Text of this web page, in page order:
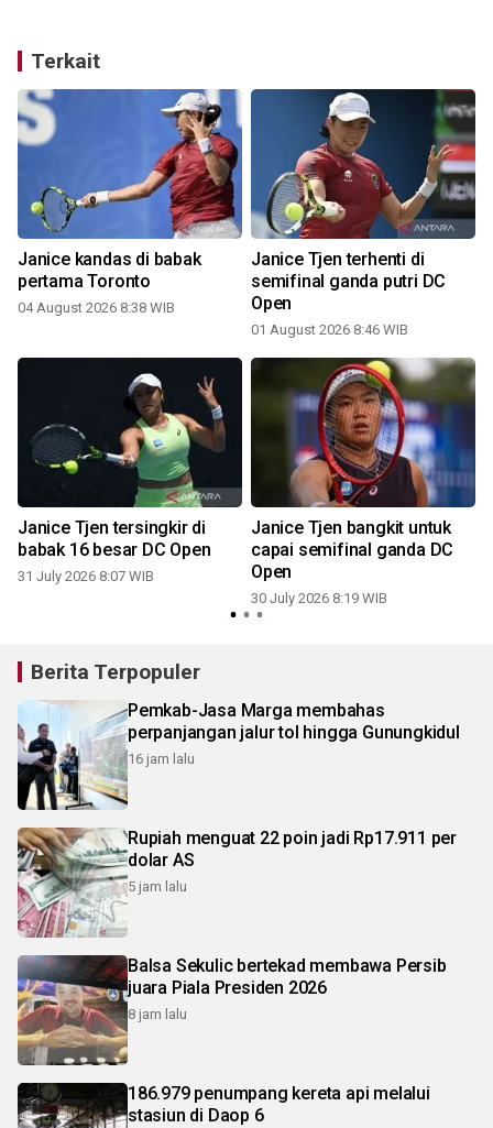
Terkait
Janice kandas di babak
pertama Toronto
04 August 2026 8:38 WIB
Janice Tjen terhenti di
semifinal ganda putri DC
Open
01 August 2026 8:46 WIB
Janice Tjen tersingkir di
babak 16 besar DC Open
31 July 2026 8:07 WIB
Janice Tjen bangkit untuk
capai semifinal ganda DC
Open
30 July 2026 8:19 WIB
Berita Terpopuler
Pemkab-Jasa Marga membahas
perpanjangan jalur tol hingga Gunungkidul
16 jam lalu
Rupiah menguat 22 poin jadi Rp17.911 per
dolar AS
5 jam lalu
Balsa Sekulic bertekad membawa Persib
juara Piala Presiden 2026
8 jam lalu
186.979 penumpang kereta api melalui
stasiun di Daop 6